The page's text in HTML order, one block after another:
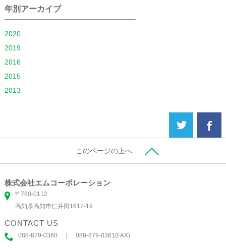
年別アーカイブ
2020
2019
2016
2015
2013
このページの上へ
株式会社エムコーポレーション
〒780-0112
高知県高知市仁井田1617-19
CONTACT US
088-879-0360 ｜ 088-879-0361(FAX)